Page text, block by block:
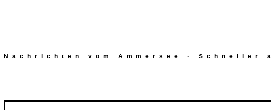
Nachrichten vom Ammersee · Schneller